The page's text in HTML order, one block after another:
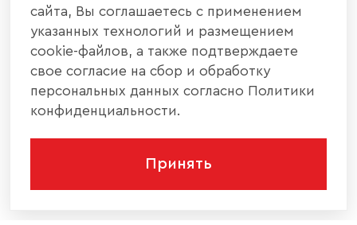
сайта, Вы соглашаетесь с применением
указанных технологий и размещением
cookie-файлов, а также подтверждаете
свое согласие на сбор и обработку
персональных данных согласно Политики
конфиденциальности.
Принять